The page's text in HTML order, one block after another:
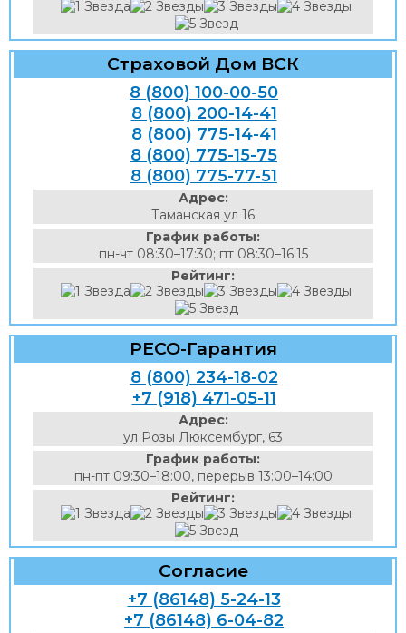
Страховой Дом ВСК
8 (800) 100-00-50
8 (800) 200-14-41
8 (800) 775-14-41
8 (800) 775-15-75
8 (800) 775-77-51
Адрес:
Таманская ул 16
График работы:
пн-чт 08:30–17:30; пт 08:30–16:15
Рейтинг:
РЕСО-Гарантия
8 (800) 234-18-02
+7 (918) 471-05-11
Адрес:
ул Розы Люксембург, 63
График работы:
пн-пт 09:30–18:00, перерыв 13:00–14:00
Рейтинг:
Согласие
+7 (86148) 5-24-13
+7 (86148) 6-04-82